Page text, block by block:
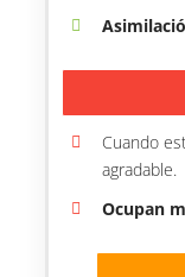
Cuando
agradable.
Ocupan